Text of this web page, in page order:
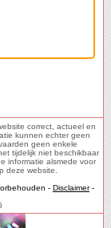
correct, actueel en
kunnen echter geen
geen enkele
tijdelijk niet beschikbaar
informatie alsmede voor
deze website.
- Disclaimer-